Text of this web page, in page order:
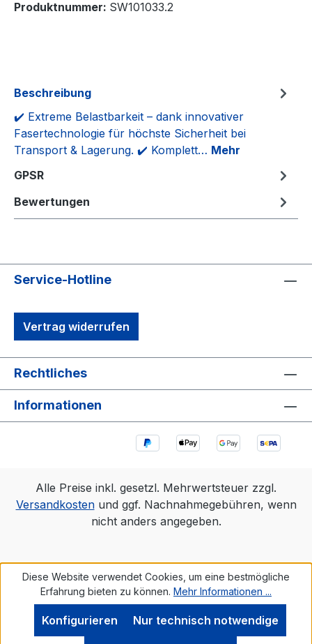
Produktnummer: SW101033.2
Beschreibung
✔️ Extreme Belastbarkeit – dank innovativer
Fasertechnologie für höchste Sicherheit bei
Transport & Lagerung. ✔️ Komplett… Mehr
GPSR
Bewertungen
Service-Hotline
Vertrag widerrufen
Rechtliches
Informationen
Alle Preise inkl. gesetzl. Mehrwertsteuer zzgl.
Versandkostenund ggf. Nachnahmegebühren, wenn
nicht anders angegeben.
Diese Website verwendet Cookies, um eine bestmögliche
Erfahrung bieten zu können. Mehr Informationen ...
Nur technisch notwendige
Konfigurieren